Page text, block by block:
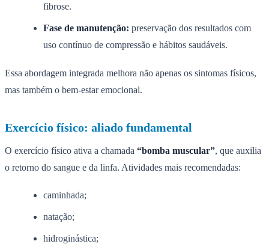
fibrose.
Fase de manutenção: preservação dos resultados com
uso contínuo de compressão e hábitos saudáveis.
Essa abordagem integrada melhora não apenas os sintomas físicos,
mas também o bem-estar emocional.
Exercício físico: aliado fundamental
O exercício físico ativa a chamada “bomba muscular”, que auxilia
o retorno do sangue e da linfa. Atividades mais recomendadas:
caminhada;
natação;
hidroginástica;